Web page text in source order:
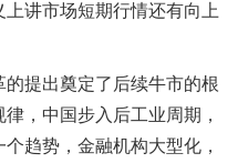
讲市场短期行情还有向上
提出奠定了后续牛市的根
，中国步入后工业周期，
趋势，金融机构大型化，